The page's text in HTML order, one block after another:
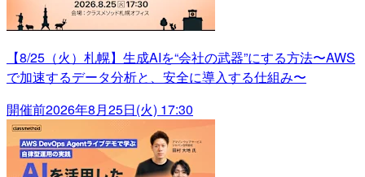
【8/25（火）札幌】生成AIを“会社の武器”にする方法〜AWS
で加速するデータ分析と、安全に導入する仕組み〜
開催前2026年8月25日(火) 17:30